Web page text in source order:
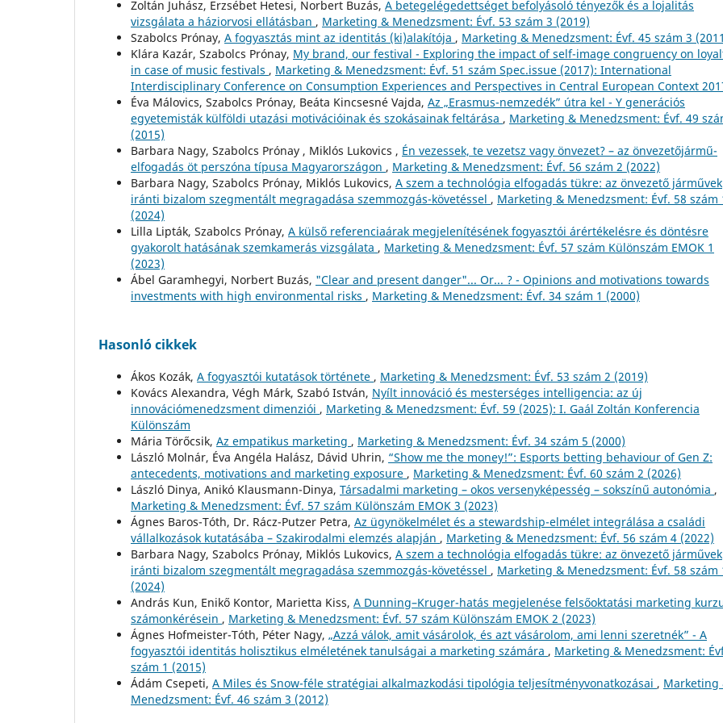
Zoltán Juhász, Erzsébet Hetesi, Norbert Buzás, A betegelégedettséget befolyásoló tényezők és a lojalitás
vizsgálata a háziorvosi ellátásban , Marketing & Menedzsment: Évf. 53 szám 3 (2019)
Szabolcs Prónay, A fogyasztás mint az identitás (ki)alakítója , Marketing & Menedzsment: Évf. 45 szám 3
Klára Kazár, Szabolcs Prónay, My brand, our festival - Exploring the impact of self-image congruency on
in case of music festivals , Marketing & Menedzsment: Évf. 51 szám Spec.issue (2017): International
Interdisciplinary Conference on Consumption Experiences and Perspectives in Central European Context
Éva Málovics, Szabolcs Prónay, Beáta Kincsesné Vajda, Az „Erasmus-nemzedék” útra kel - Y generációs
egyetemisták külföldi utazási motivációinak és szokásainak feltárása , Marketing & Menedzsment: Évf. 49
(2015)
Barbara Nagy, Szabolcs Prónay , Miklós Lukovics , Én vezessek, te vezetsz vagy önvezet? – az önvezetőjármű-
elfogadás öt perszóna típusa Magyarországon , Marketing & Menedzsment: Évf. 56 szám 2 (2022)
Barbara Nagy, Szabolcs Prónay, Miklós Lukovics, A szem a technológia elfogadás tükre: az önvezető járművek
iránti bizalom szegmentált megragadása szemmozgás-követéssel , Marketing & Menedzsment: Évf. 58 szám
(2024)
Lilla Lipták, Szabolcs Prónay, A külső referenciaárak megjelenítésének fogyasztói árértékelésre és döntésre
gyakorolt hatásának szemkamerás vizsgálata , Marketing & Menedzsment: Évf. 57 szám Különszám EMOK 1
(2023)
Ábel Garamhegyi, Norbert Buzás, "Clear and present danger"... Or... ? - Opinions and motivations towards
investments with high environmental risks , Marketing & Menedzsment: Évf. 34 szám 1 (2000)
Hasonló cikkek
Ákos Kozák, A fogyasztói kutatások története , Marketing & Menedzsment: Évf. 53 szám 2 (2019)
Kovács Alexandra, Végh Márk, Szabó István, Nyílt innováció és mesterséges intelligencia: az új
innovációmenedzsment dimenziói , Marketing & Menedzsment: Évf. 59 (2025): I. Gaál Zoltán Konferencia
Különszám
Mária Törőcsik, Az empatikus marketing , Marketing & Menedzsment: Évf. 34 szám 5 (2000)
László Molnár, Éva Angéla Halász, Dávid Uhrin, “Show me the money!”: Esports betting behaviour of Gen Z:
antecedents, motivations and marketing exposure , Marketing & Menedzsment: Évf. 60 szám 2 (2026)
László Dinya, Anikó Klausmann-Dinya, Társadalmi marketing – okos versenyképesség – sokszínű autonómia ,
Marketing & Menedzsment: Évf. 57 szám Különszám EMOK 3 (2023)
Ágnes Baros-Tóth, Dr. Rácz-Putzer Petra, Az ügynökelmélet és a stewardship-elmélet integrálása a családi
vállalkozások kutatásába – Szakirodalmi elemzés alapján , Marketing & Menedzsment: Évf. 56 szám 4 (2022)
Barbara Nagy, Szabolcs Prónay, Miklós Lukovics, A szem a technológia elfogadás tükre: az önvezető járművek
iránti bizalom szegmentált megragadása szemmozgás-követéssel , Marketing & Menedzsment: Évf. 58 szám
(2024)
András Kun, Enikő Kontor, Marietta Kiss, A Dunning–Kruger-hatás megjelenése felsőoktatási marketing
számonkérésein , Marketing & Menedzsment: Évf. 57 szám Különszám EMOK 2 (2023)
Ágnes Hofmeister-Tóth, Péter Nagy, „Azzá válok, amit vásárolok, és azt vásárolom, ami lenni szeretnék” - A
fogyasztói identitás holisztikus elméletének tanulságai a marketing számára , Marketing & Menedzsment:
szám 1 (2015)
Ádám Csepeti, A Miles és Snow-féle stratégiai alkalmazkodási tipológia teljesítményvonatkozásai , Marketing
Menedzsment: Évf. 46 szám 3 (2012)